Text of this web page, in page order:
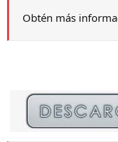
Obtén más